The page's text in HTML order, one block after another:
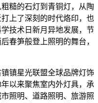
糙的石灯到青铜灯，从陶
上了深刻的时代烙印，也
技术日新月异地发展，节
春笋般登上照明的舞台，
镇星光联盟全球品牌灯饰
以来聚焦室内外灯具，承
照明、道路照明、旅游照